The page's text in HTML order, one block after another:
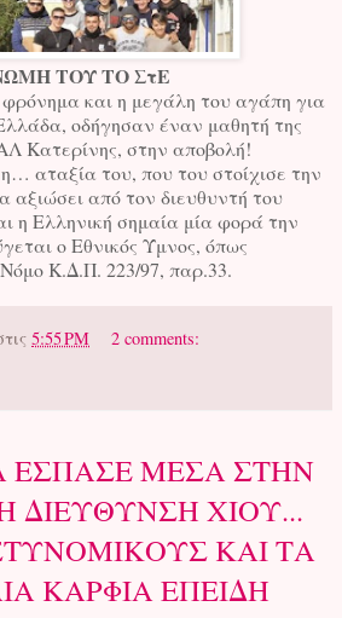
ΤΟΥ ΤΟ ΣτΕ
και η μεγάλη του αγάπη για
οδήγησαν έναν μαθητή της
Κατερίνης, στην αποβολή!
αταξία του, που του στοίχισε την
αξιώσει από τον διευθυντή του
η Ελληνική σημαία μία φορά την
ο Εθνικός Ύμνος, όπως
Κ.Δ.Π. 223/97, παρ.33.
5:55 PM 2 comments:
ΕΣΠΑΣΕ ΜΕΣΑ ΣΤΗΝ
ΔΙΕΥΘΥΝΣΗ ΧΙΟΥ...
ΚΑΙ ΤΑ
ΚΑΡΦΙΑ ΕΠΕΙΔΗ